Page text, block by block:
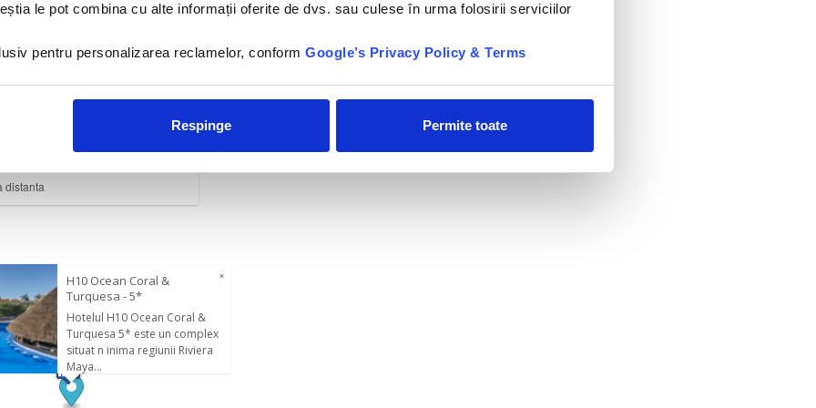
le pot combina cu alte informații oferite de dvs. sau culese în urma folosirii serviciilor
pentru personalizarea reclamelor, conform Google’s Privacy Policy & Terms
Respinge Permite toate
situat în inima regiunii Riviera Maya cu vedere la apele frumoase din
centru spa cu servicii complete, restaurante gourmet și nenumărate
nenumărate activități, cum ar fi scufundări, tenis și multe alte
4 piscine în aer liber, o piscină pentru copii și o cadă cu hidromasaj.
preparate din bucătăria mexicană, italiană, americană și caraibiană.
×
H10 Ocean Coral &
Turquesa - 5*
Hotelul H10 Ocean Coral &
Turquesa 5* este un complex
situat n inima regiunii Riviera
Maya...
distanta